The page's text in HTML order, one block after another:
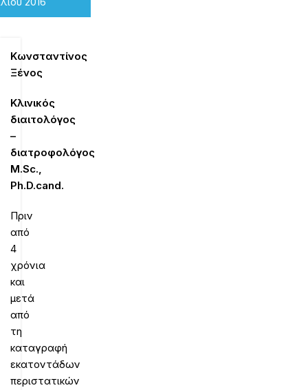
Κωνσταντίνος
Ξένος
Κλινικός
διαιτολόγος
–
διατροφολόγος
M.Sc.,
Ph.D.cand.
Πριν
από
4
χρόνια
και
μετά
από
τη
καταγραφή
εκατοντάδων
περιστατικών